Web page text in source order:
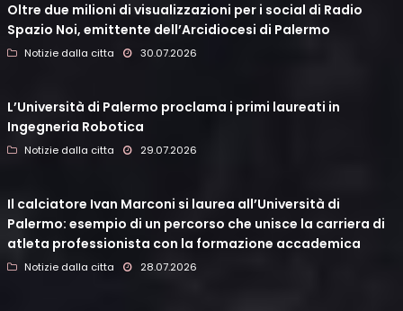
Oltre due milioni di visualizzazioni per i social di Radio
Spazio Noi, emittente dell’Arcidiocesi di Palermo
Notizie dalla citta 30.07.2026
L’Università di Palermo proclama i primi laureati in
Ingegneria Robotica
Notizie dalla citta 29.07.2026
Il calciatore Ivan Marconi si laurea all’Università di
Palermo: esempio di un percorso che unisce la carriera di
atleta professionista con la formazione accademica
Notizie dalla citta 28.07.2026